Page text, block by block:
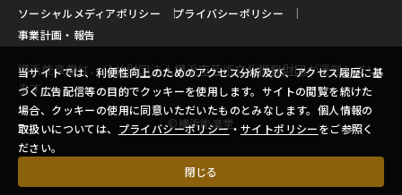
当サイトでは、利便性向上のためのアクセス分析及び、アクセス履歴に基
づく広告配信等の目的でクッキーを使用します。サイトの閲覧を続けた
場合、クッキーの使用に同意いただいたものとみなします。個人情報の
取扱いについては、 プライバシーポリシー・サイトポリシーをご参照く
ださい。
閉じる
ソーシャルメディアポリシー
プライバシーポリシー
事業計画・報告
横浜能楽堂は、公益財団法人横浜市芸術文化振興財団が運営してい
ます。
©横浜能楽堂